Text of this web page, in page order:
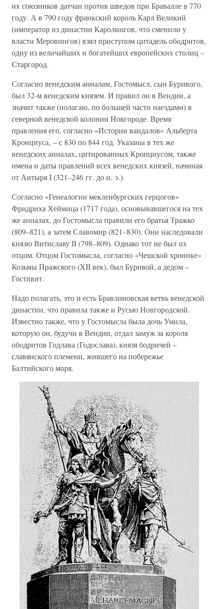
их союзников датчан против шведов при Бравалле в 770
году. А в 790 году франкский король Карл Великий
(император из династии Каролингов, что сменили у
власти Меровингов) взял приступом цитадель ободритов,
одну из величайших и богатейших европейских столиц –
Старгород.
Согласно венедским анналам, Гостомысл, сын Буривого,
был 32-м венедским князем. И правил он в Вендии, а
значит также (полагаю, по большей части наездами) в
северной венедской колонии Новгороде. Время
правления его, согласно «Истории вандалов» Альберта
Кронциуса, – с 830 по 844 год. Указаны в тех же
венедских анналах, цитированных Кронциусом, также
имена и даты правлений всех венедских князей, начиная
от Антыря I (321–246 гг. до н. э.).
Согласно «Генеалогии мекленбургских герцогов»
Фридриха Хеймица (1717 года), основывавшегося на тех
же анналах, до Гостомысла правили его братья Тражко
(809–821), а затем Славомир (821–830). Они наследовали
князю Витиславу II (798–809). Однако тот не был их
отцом. Отцом Гостомысла, согласно «Чешской хронике»
Козьмы Пражского (XII век), был Буривой, а дедом –
Гостивит.
Надо полагать, это и есть Бравлиновская ветвь венедской
династии, что правила также и Русью Новгородской.
Известно также, что у Гостомысла была дочь Умила,
которую он, будучи в Вендии, отдал замуж за короля
ободритов Годлава (Годослава), князя бодричей –
славянского племени, жившего на побережье
Балтийского моря.